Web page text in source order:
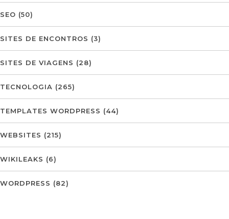
SEO (50)
SITES DE ENCONTROS (3)
SITES DE VIAGENS (28)
TECNOLOGIA (265)
TEMPLATES WORDPRESS (44)
WEBSITES (215)
WIKILEAKS (6)
WORDPRESS (82)